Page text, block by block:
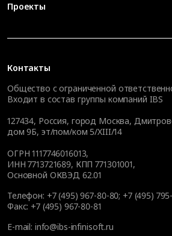
Контакты
Общество с ограниченной
Входит в состав группы компаний IBS
127434, Россия, город Москва,
дом 9Б, эт/пом/ком 5/XIII/14
ОГРН 1117746016013,
ИНН 7713721689, КПП 771301001,
Основной ОКВЭД 62.01
Телефон: +7 (495) 967-80-80; +7 (495)
Факс: +7 (495) 967-80-81
E-mail: info@ibs-infinisoft.ru
Проекты